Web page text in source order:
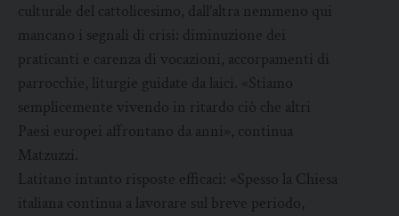
culturale del cattolicesimo, dall’altra nemmeno qui
mancano i segnali di crisi: diminuzione dei
praticanti e carenza di vocazioni, accorpamenti di
parrocchie, liturgie guidate da laici. «Stiamo
semplicemente vivendo in ritardo ciò che altri
Paesi europei affrontano da anni», continua
Matzuzzi.
Latitano intanto risposte efficaci: «Spesso la Chiesa
italiana continua a lavorare sul breve periodo,